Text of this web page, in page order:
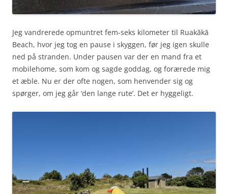
Jeg vandrerede opmuntret fem-seks kilometer til Ruakākā
Beach, hvor jeg tog en pause i skyggen, før jeg igen skulle
ned på stranden. Under pausen var der en mand fra et
mobilehome, som kom og sagde goddag, og forærede mig
et æble. Nu er der ofte nogen, som henvender sig og
spørger, om jeg går ‘den lange rute’. Det er hyggeligt.